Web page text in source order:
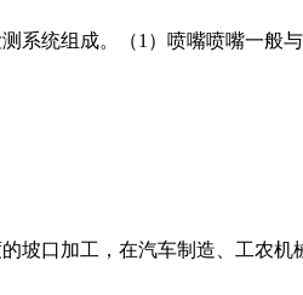
系统组成。（1）喷嘴喷嘴一般
坡口加工，在汽车制造、工农